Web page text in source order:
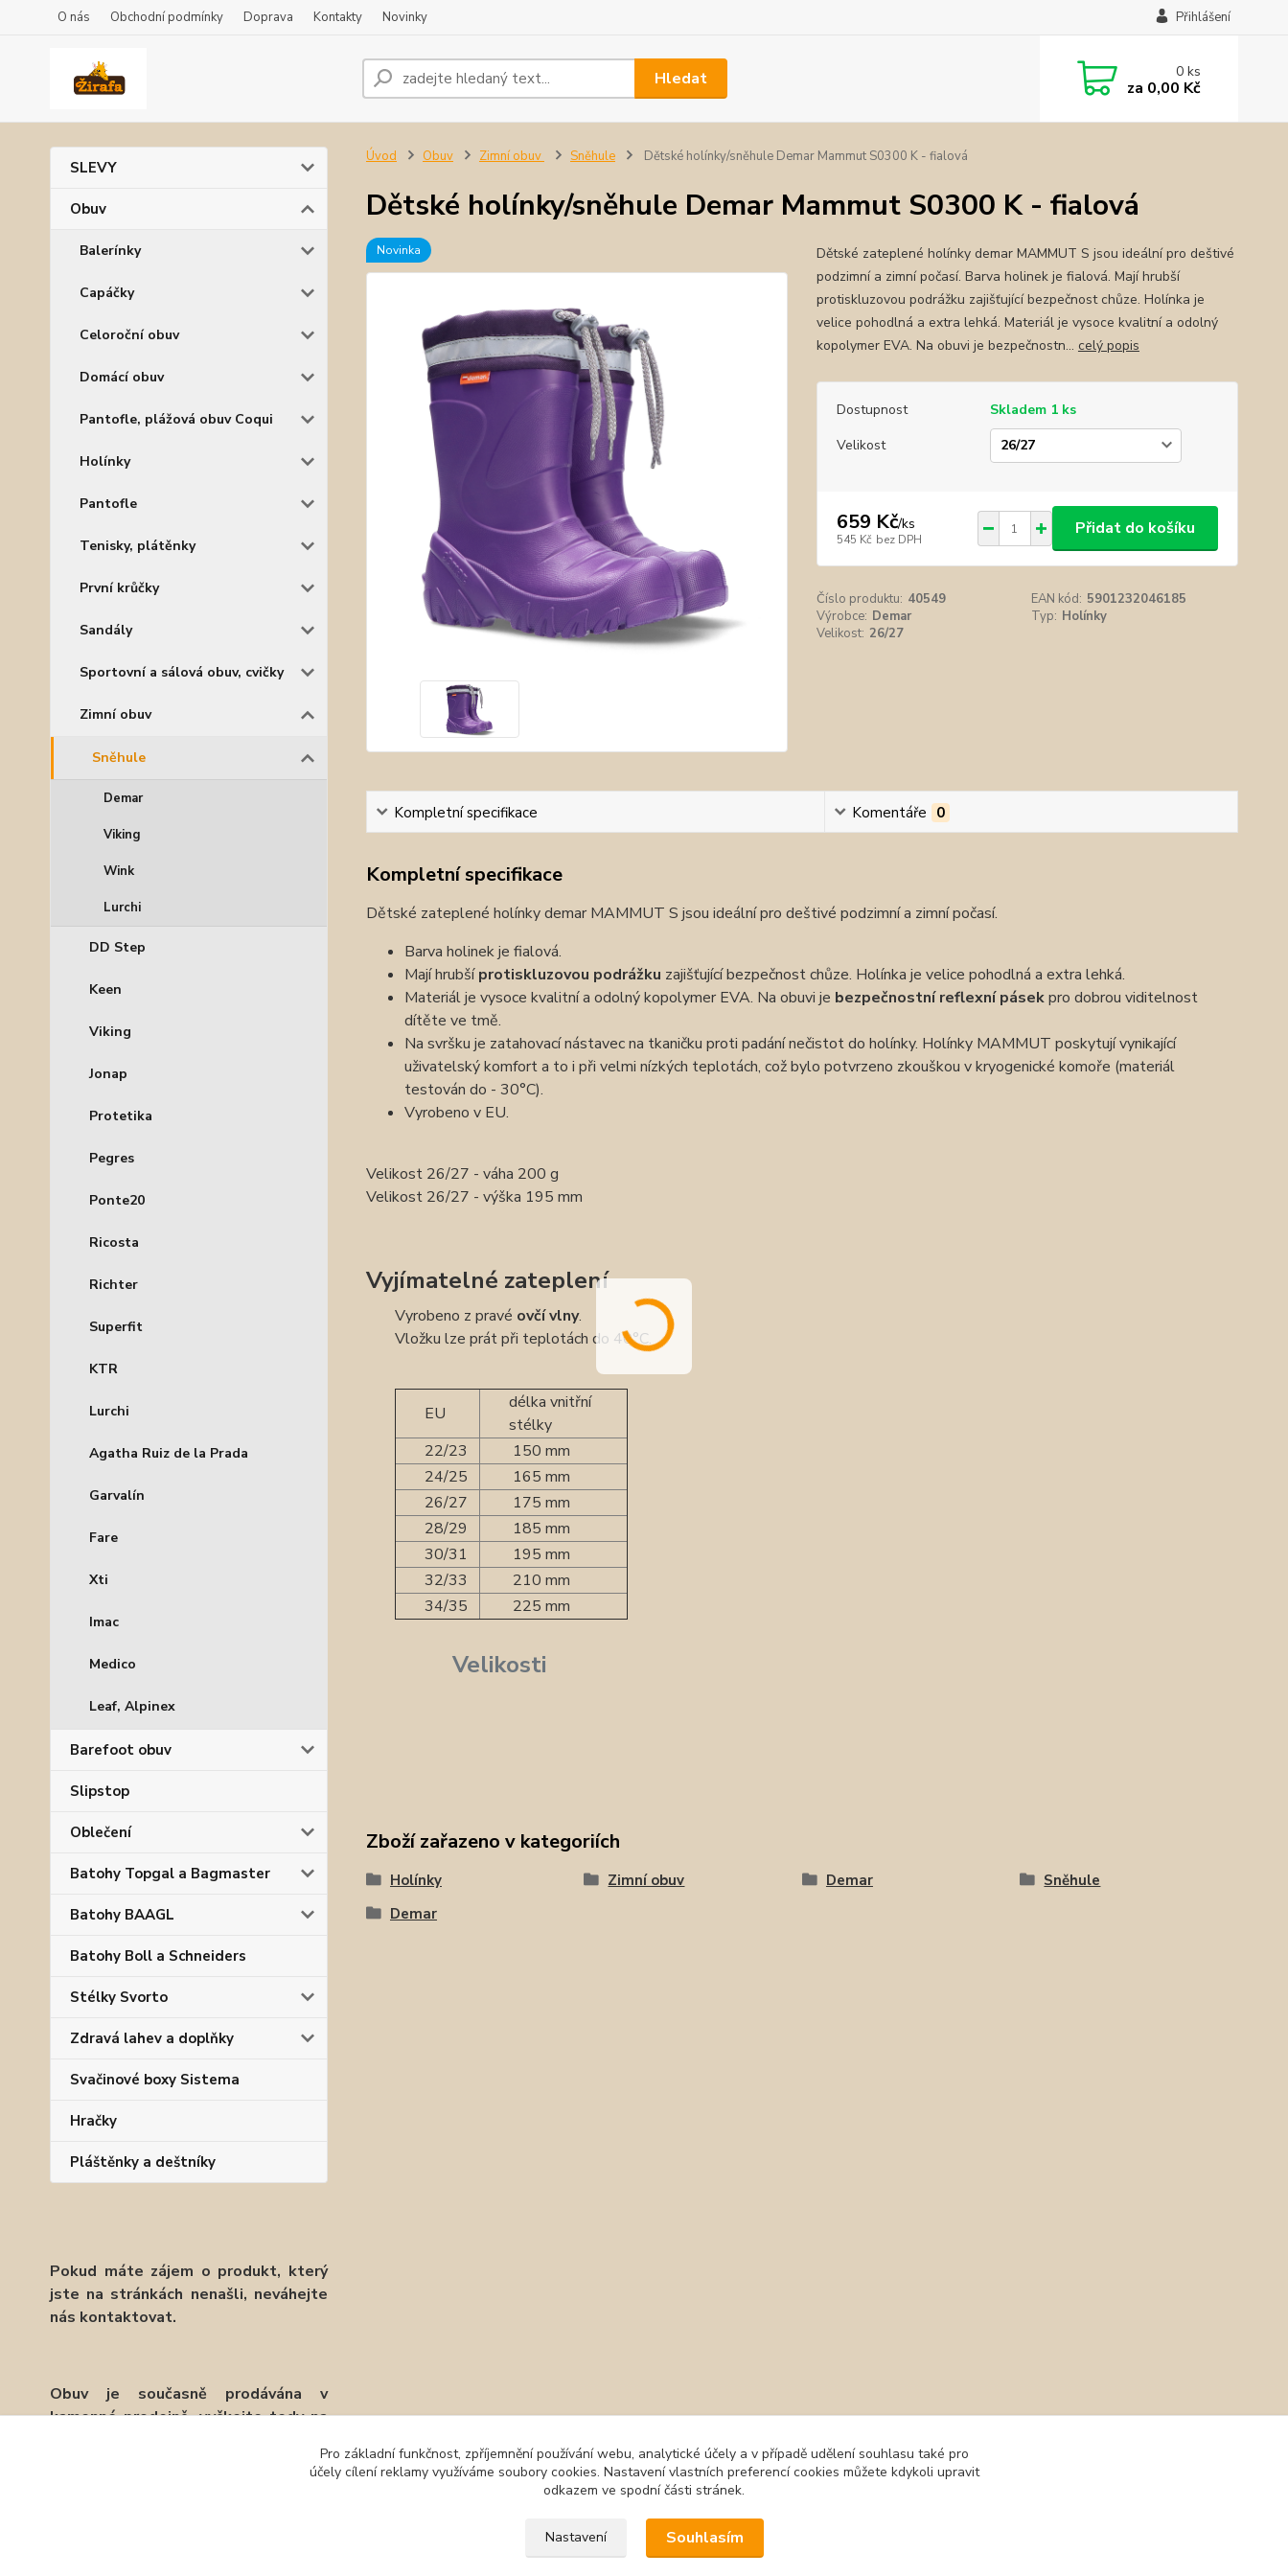
O nás Obchodní podmínky Doprava Kontakty Novinky Přihlášení
Hledat 0ks
za 0,00 Kč
SLEVY
Obuv
Balerínky
Capáčky
Celoroční obuv
Domácí obuv
Pantofle, plážová obuv Coqui
Holínky
Pantofle
Tenisky, plátěnky
První krůčky
Sandály
Sportovní a sálová obuv, cvičky
Zimní obuv
Sněhule
Demar
Viking
Wink
Lurchi
DD Step
Keen
Viking
Jonap
Protetika
Pegres
Ponte20
Ricosta
Richter
Superfit
KTR
Lurchi
Agatha Ruiz de la Prada
Garvalín
Fare
Xti
Imac
Medico
Leaf, Alpinex
Barefoot obuv
Slipstop
Oblečení
Batohy Topgal a Bagmaster
Batohy BAAGL
Batohy Boll a Schneiders
Stélky Svorto
Zdravá lahev a doplňky
Svačinové boxy Sistema
Hračky
Pláštěnky a deštníky
Pokud máte zájem o produkt, který
jste na stránkách nenašli, neváhejte
nás kontaktovat.
Obuv je současně prodávána v
kamenné prodejně, vyčkejte tedy na
Úvod Obuv Zimní obuv Sněhule Dětské holínky/sněhule Demar Mammut S0300 K - fialová
Dětské holínky/sněhule Demar Mammut S0300 K - fialová
Novinka
Dětské zateplené holínky demar MAMMUT S jsou ideální pro deštivé
podzimní a zimní počasí. Barva holinek je fialová. Mají hrubší
protiskluzovou podrážku zajišťující bezpečnost chůze. Holínka je
velice pohodlná a extra lehká. Materiál je vysoce kvalitní a odolný
kopolymer EVA. Na obuvi je bezpečnostn... celý popis
Dostupnost
Skladem 1 ks
Velikost
659 Kč/ks
545 Kč bez DPH
Přidat do košíku
Číslo produktu: 40549 EAN kód: 5901232046185
Výrobce: Demar Typ: Holínky
Velikost: 26/27
Kompletní specifikace Komentáře 0
Kompletní specifikace
Dětské zateplené holínky demar MAMMUT S jsou ideální pro deštivé podzimní a zimní počasí.
Barva holinek je fialová.
Mají hrubšíprotiskluzovou podrážku zajišťující bezpečnost chůze. Holínka je velice pohodlná a extra lehká.
Materiál je vysoce kvalitní a odolný kopolymer EVA. Na obuvi je bezpečnostní reflexní pásekpro dobrou viditelnost
dítěte ve tmě.
Na svršku je zatahovací nástavec na tkaničku proti padání nečistot do holínky. Holínky MAMMUT poskytují vynikající
uživatelský komfort a to i při velmi nízkých teplotách, což bylo potvrzeno zkouškou v kryogenické komoře (materiál
testován do - 30°C).
Vyrobeno v EU.
Velikost 26/27 - váha 200 g
Velikost 26/27 - výška 195 mm
Vyjímatelné zateplení
Vyrobeno z pravé ovčí vlny.
Vložku lze prát při teplotách do 40°C.
Velikosti
EU
délka vnitřní
stélky
22/23
150 mm
24/25
165 mm
26/27
175 mm
28/29
185 mm
30/31
195 mm
32/33
210 mm
34/35
225 mm
Zboží zařazeno v kategoriích
Holínky Zimní obuv Demar
Sněhule
Demar
Pro základní funkčnost, zpříjemnění používání webu, analytické účely a v případě udělení souhlasu také pro
účely cílení reklamy využíváme soubory cookies. Nastavení vlastních preferencí cookies můžete kdykoli upravit
odkazem ve spodní části stránek.
Nastavení Souhlasím